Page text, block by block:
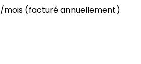
mois (facturé annuellement)